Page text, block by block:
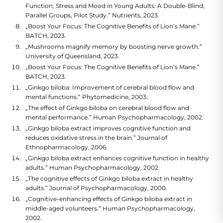
Function, Stress and Mood in Young Adults: A Double-Blind,
Parallel Groups, Pilot Study.” Nutrients, 2023.
„Boost Your Focus: The Cognitive Benefits of Lion’s Mane.”
BATCH, 2023.
„Mushrooms magnify memory by boosting nerve growth.”
University of Queensland, 2023.
„Boost Your Focus: The Cognitive Benefits of Lion’s Mane.”
BATCH, 2023.
„Ginkgo biloba: Improvement of cerebral blood flow and
mental functions.” Phytomedicine, 2003.
„The effect of Ginkgo biloba on cerebral blood flow and
mental performance.” Human Psychopharmacology, 2002.
„Ginkgo biloba extract improves cognitive function and
reduces oxidative stress in the brain.” Journal of
Ethnopharmacology, 2006.
„Ginkgo biloba extract enhances cognitive function in healthy
adults.” Human Psychopharmacology, 2002.
„The cognitive effects of Ginkgo biloba extract in healthy
adults.” Journal of Psychopharmacology, 2000.
„Cognitive-enhancing effects of Ginkgo biloba extract in
middle-aged volunteers.” Human Psychopharmacology,
2002.